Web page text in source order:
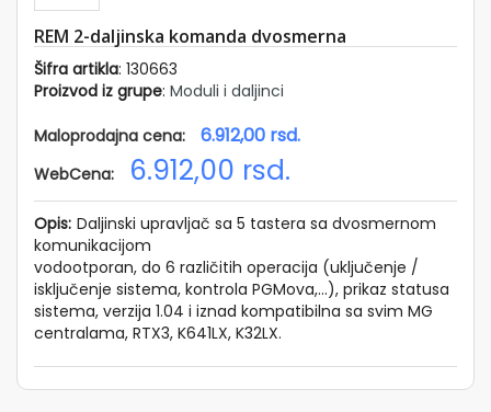
I
I
REM 2-daljinska komanda dvosmerna
Šifra artikla: 130663
Proizvod iz grupe: Moduli i daljinci
Maloprodajna cena: 6.912,00 rsd.
WebCena: 6.912,00 rsd.
Opis: Daljinski upravljač sa 5 tastera sa dvosmernom
komunikacijom
vodootporan, do 6 različitih operacija (uključenje /
isključenje sistema, kontrola PGMova,...), prikaz statusa
sistema, verzija 1.04 i iznad kompatibilna sa svim MG
centralama, RTX3, K641LX, K32LX.